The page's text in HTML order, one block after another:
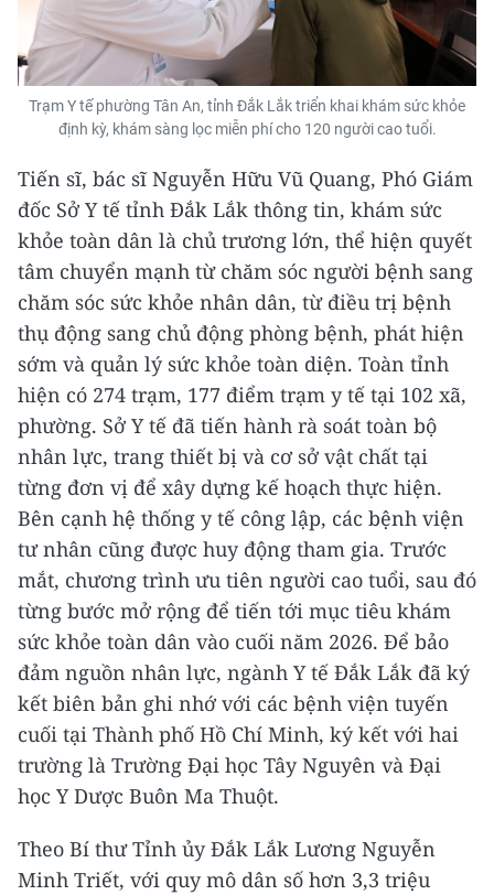
Trạm Y tế phường Tân An, tỉnh Đắk Lắk triển khai khám sức khỏe
định kỳ, khám sàng lọc miễn phí cho 120 người cao tuổi.
Tiến sĩ, bác sĩ Nguyễn Hữu Vũ Quang, Phó Giám
đốc Sở Y tế tỉnh Đắk Lắk thông tin, khám sức
khỏe toàn dân là chủ trương lớn, thể hiện quyết
tâm chuyển mạnh từ chăm sóc người bệnh sang
chăm sóc sức khỏe nhân dân, từ điều trị bệnh
thụ động sang chủ động phòng bệnh, phát hiện
sớm và quản lý sức khỏe toàn diện. Toàn tỉnh
hiện có 274 trạm, 177 điểm trạm y tế tại 102 xã,
phường. Sở Y tế đã tiến hành rà soát toàn bộ
nhân lực, trang thiết bị và cơ sở vật chất tại
từng đơn vị để xây dựng kế hoạch thực hiện.
Bên cạnh hệ thống y tế công lập, các bệnh viện
tư nhân cũng được huy động tham gia. Trước
mắt, chương trình ưu tiên người cao tuổi, sau đó
từng bước mở rộng để tiến tới mục tiêu khám
sức khỏe toàn dân vào cuối năm 2026. Để bảo
đảm nguồn nhân lực, ngành Y tế Đắk Lắk đã ký
kết biên bản ghi nhớ với các bệnh viện tuyến
cuối tại Thành phố Hồ Chí Minh, ký kết với hai
trường là Trường Đại học Tây Nguyên và Đại
học Y Dược Buôn Ma Thuột.
Theo Bí thư Tỉnh ủy Đắk Lắk Lương Nguyễn
Minh Triết, với quy mô dân số hơn 3,3 triệu